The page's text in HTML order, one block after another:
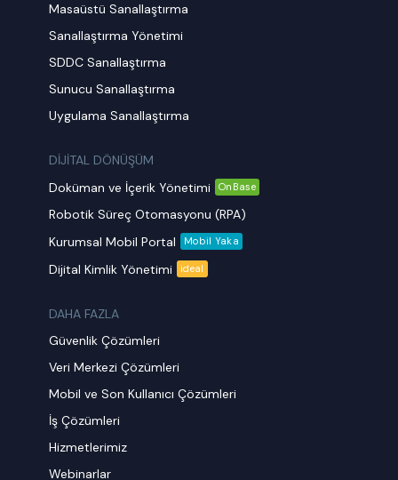
Masaüstü Sanallaştırma
Sanallaştırma Yönetimi
SDDC Sanallaştırma
Sunucu Sanallaştırma
Uygulama Sanallaştırma
DİJİTAL DÖNÜŞÜM
Doküman ve İçerik Yönetimi
OnBase
Robotik Süreç Otomasyonu (RPA)
Kurumsal Mobil Portal
Mobil Yaka
Dijital Kimlik Yönetimi ideal
DAHA FAZLA
Güvenlik Çözümleri
Veri Merkezi Çözümleri
Mobil ve Son Kullanıcı Çözümleri
İş Çözümleri
Hizmetlerimiz
Webinarlar